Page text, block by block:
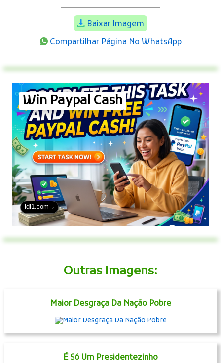
Baixar Imagem
Compartilhar Página No WhatsApp
Win Paypal Cash
ldl1.com
Outras Imagens:
Maior Desgraça Da Nação Pobre
É Só Um Presidentezinho